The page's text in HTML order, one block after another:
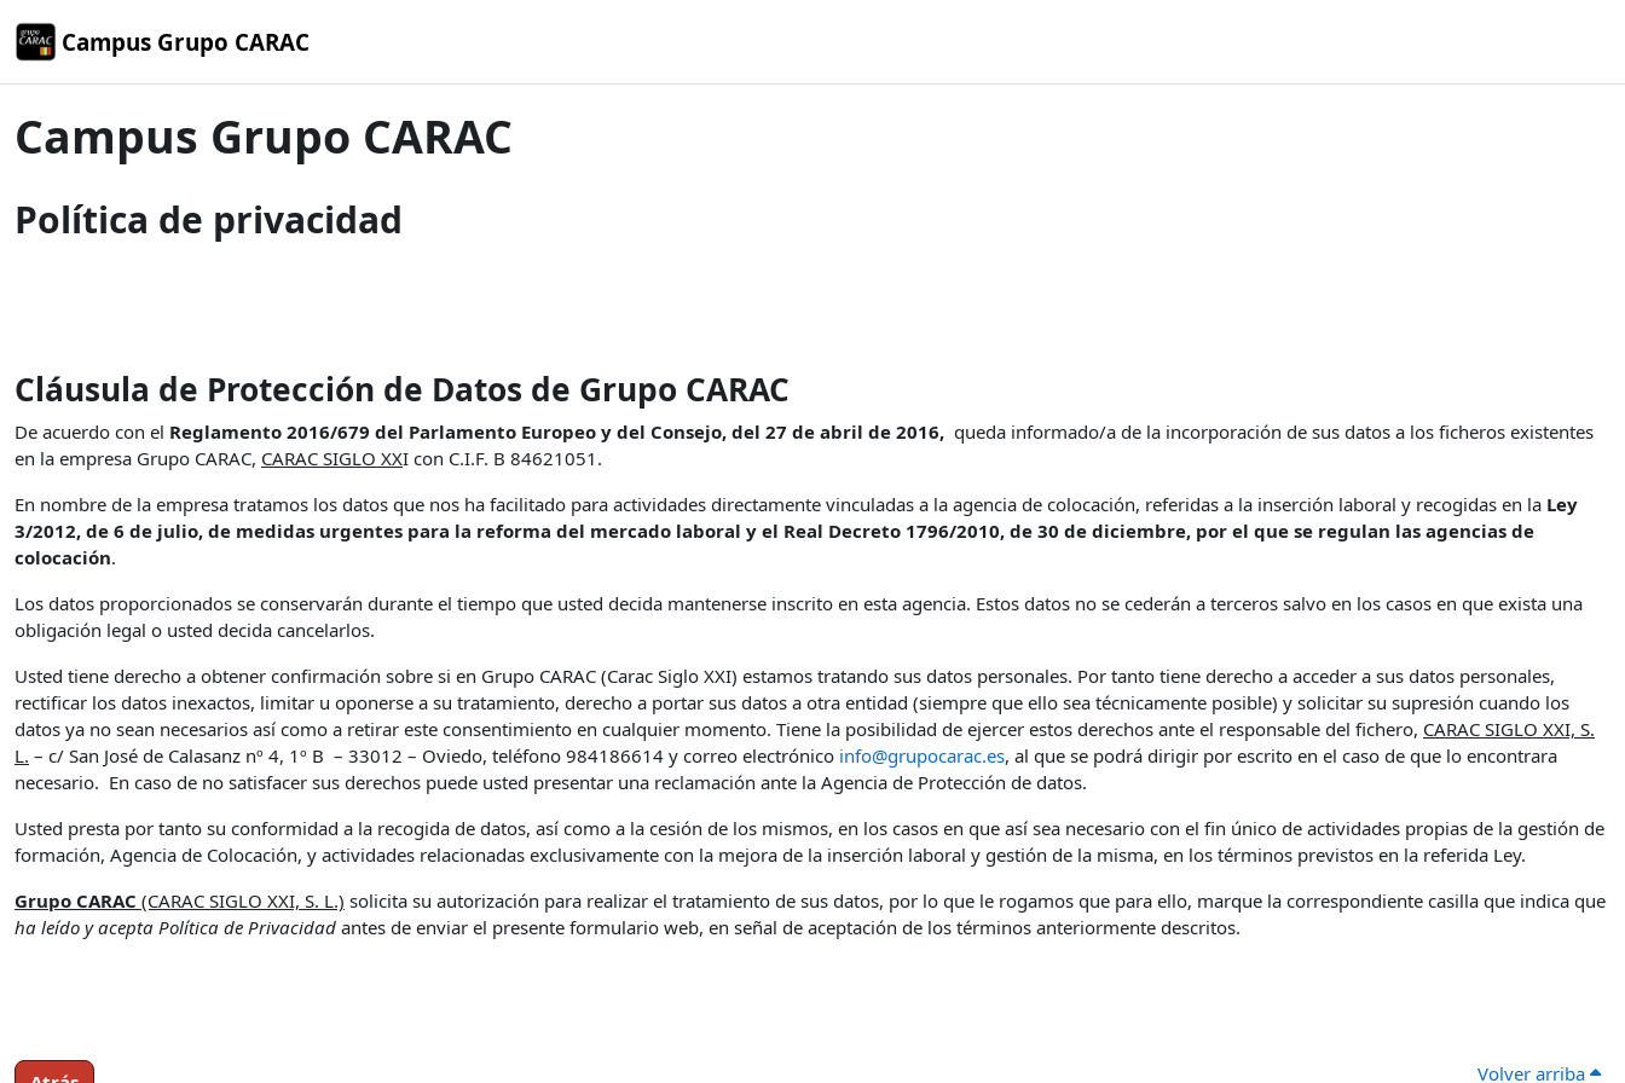
Campus Grupo CARAC
Campus Grupo CARAC
Política de privacidad
Cláusula de Protección de Datos de Grupo CARAC
De acuerdo con el Reglamento 2016/679 del Parlamento Europeo y del Consejo, del 27 de abril de 2016, queda informado/a de la incorporación de sus datos a los ficheros existentes
en la empresa Grupo CARAC, CARAC SIGLO XXI con C.I.F. B 84621051.
En nombre de la empresa tratamos los datos que nos ha facilitado para actividades directamente vinculadas a la agencia de colocación, referidas a la inserción laboral y recogidas en la Ley
3/2012, de 6 de julio, de medidas urgentes para la reforma del mercado laboral y el Real Decreto 1796/2010, de 30 de diciembre, por el que se regulan las agencias de
colocación.
Los datos proporcionados se conservarán durante el tiempo que usted decida mantenerse inscrito en esta agencia. Estos datos no se cederán a terceros salvo en los casos en que exista una
obligación legal o usted decida cancelarlos.
Usted tiene derecho a obtener confirmación sobre si en Grupo CARAC (Carac Siglo XXI) estamos tratando sus datos personales. Por tanto tiene derecho a acceder a sus datos personales,
rectificar los datos inexactos, limitar u oponerse a su tratamiento, derecho a portar sus datos a otra entidad (siempre que ello sea técnicamente posible) y solicitar su supresión cuando los
datos ya no sean necesarios así como a retirar este consentimiento en cualquier momento. Tiene la posibilidad de ejercer estos derechos ante el responsable del fichero, CARAC SIGLO XXI, S.
L. – c/ San José de Calasanz nº 4, 1º B – 33012 – Oviedo, teléfono 984186614 y correo electrónico info@grupocarac.es, al que se podrá dirigir por escrito en el caso de que lo encontrara
necesario. En caso de no satisfacer sus derechos puede usted presentar una reclamación ante la Agencia de Protección de datos.
Usted presta por tanto su conformidad a la recogida de datos, así como a la cesión de los mismos, en los casos en que así sea necesario con el fin único de actividades propias de la gestión de
formación, Agencia de Colocación, y actividades relacionadas exclusivamente con la mejora de la inserción laboral y gestión de la misma, en los términos previstos en la referida Ley.
Grupo CARAC (CARAC SIGLO XXI, S. L.) solicita su autorización para realizar el tratamiento de sus datos, por lo que le rogamos que para ello, marque la correspondiente casilla que indica que
ha leído y acepta Política de Privacidad antes de enviar el presente formulario web, en señal de aceptación de los términos anteriormente descritos.
Volver arriba